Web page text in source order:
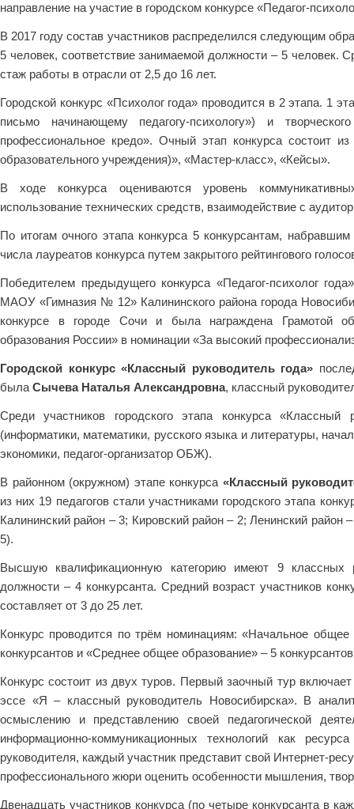
направление на участие в городском конкурсе «Педагог-
В 2017 году состав участников распределился следующим
5 человек, соответствие занимаемой должности – 5 человек.
стаж работы в отрасли от 2,5 до 16 лет.
Городской конкурс «Психолог года» проводится в 2 этапа. 1
письмо начинающему педагогу-психологу») и
профессиональное кредо». Очный этап конкурса состоит
образовательного учреждения)», «Мастер-класс», «Кейсы».
В ходе конкурса оцениваются уровень
использование технических средств, взаимодействие с
По итогам очного этапа конкурса 5 конкурсантам,
числа лауреатов конкурса путем закрытого рейтингового
Победителем предыдущего конкурса «Педагог-психолог
МАОУ «Гимназия № 12» Калининского района города
конкурсе в городе Сочи и была награждена Грамотой
образования России» в номинации «За высокий
Городской конкурс «Классный руководитель года»
была Сычева Наталья Александровна, классный
Среди участников городского этапа конкурса
(информатики, математики, русского языка и литературы,
экономики, педагог-организатор ОБЖ).
В районном (окружном) этапе конкурса «Классный
из них 19 педагогов стали участниками городского этапа
Калининский район – 3; Кировский район – 2; Ленинский
5).
Высшую квалификационную категорию имеют 9 классных
должности – 4 конкурсанта. Средний возраст участников
составляет от 3 до 25 лет.
Конкурс проводится по трём номинациям: «Начальное
конкурсантов и «Среднее общее образование» – 5
Конкурс состоит из двух туров. Первый заочный тур
эссе «Я – классный руководитель Новосибирска». В
осмыслению и представлению своей педагогической
информационно-коммуникационных технологий как
руководителя, каждый участник представит свой Интернет-
профессионального жюри оценить особенности мышления,
Двенадцать участников конкурса (по четыре конкурсанта в